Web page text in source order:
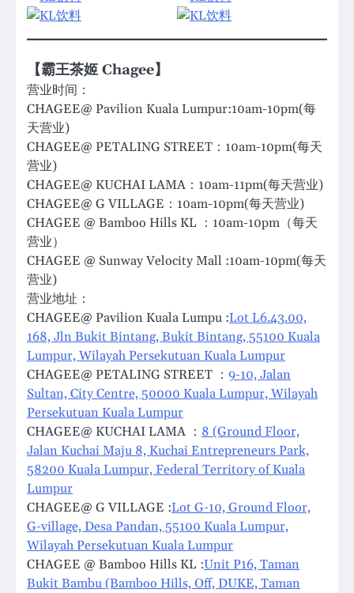
【霸王茶姬 Chagee】
营业时间：
CHAGEE@ Pavilion Kuala Lumpur:10am-10pm(每
天营业)
CHAGEE@ PETALING STREET：10am-10pm(每天
营业)
CHAGEE@ KUCHAI LAMA：10am-11pm(每天营业)
CHAGEE@ G VILLAGE：10am-10pm(每天营业)
CHAGEE @ Bamboo Hills KL ：10am-10pm（每天
营业）
CHAGEE @ Sunway Velocity Mall :10am-10pm(每天
营业)
营业地址：
CHAGEE@ Pavilion Kuala Lumpu :Lot L6.43.00,
168, Jln Bukit Bintang, Bukit Bintang, 55100 Kuala
Lumpur, Wilayah Persekutuan Kuala Lumpur
CHAGEE@ PETALING STREET ： 9-10, Jalan
Sultan, City Centre, 50000 Kuala Lumpur, Wilayah
Persekutuan Kuala Lumpur
CHAGEE@ KUCHAI LAMA ： 8 (Ground Floor,
Jalan Kuchai Maju 8, Kuchai Entrepreneurs Park,
58200 Kuala Lumpur, Federal Territory of Kuala
Lumpur
CHAGEE@ G VILLAGE :Lot G-10, Ground Floor,
G-village, Desa Pandan, 55100 Kuala Lumpur,
Wilayah Persekutuan Kuala Lumpur
CHAGEE @ Bamboo Hills KL :Unit P16, Taman
Bukit Bambu (Bamboo Hills, Off, DUKE, Taman